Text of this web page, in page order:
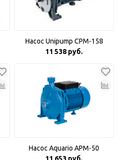
Насос Unipump CPM-158
11 538 руб.
Насос Aquario APM-50